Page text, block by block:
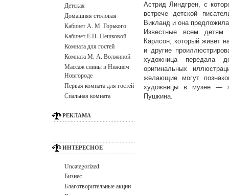
Детская
Домашняя столовая
Кабинет А. М. Горького
Кабинет Е.П. Пешковой
Комната для гостей
Комната М. А. Волжиной
Массаж спины в Нижнем
Новгороде
Первая комната для гостей
Спальная комната
РЕКЛАМА
ИНТЕРЕСНОЕ
Uncategorized
Бизнес
Благотворительные акции
Астрид Линдгрен, с
встрече детской
Викланд и она
Известные всем
Карлсон, который живёт
и другие
художница передала
оригинальных
желающие могут
художницы в музее —
Пушкина.